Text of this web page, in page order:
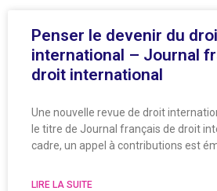
Penser le devenir du
international – Journal
droit international
Une nouvelle revue de droit
le titre de Journal français de droit
cadre, un appel à contributions est
LIRE LA SUITE